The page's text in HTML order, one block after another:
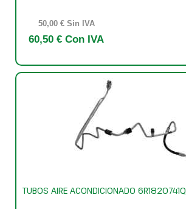
50,00 € Sin IVA
60,50 € Con IVA
TUBOS AIRE ACONDICIONADO 6R1820741Q